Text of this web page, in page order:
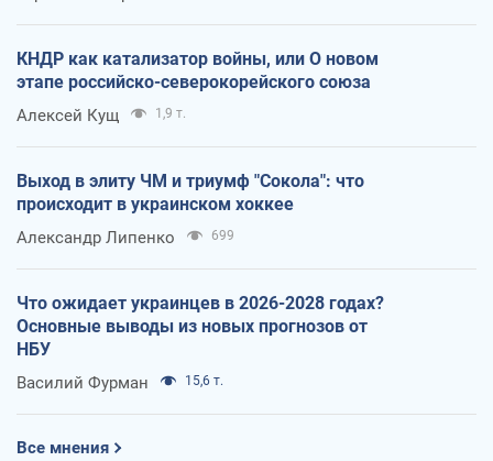
КНДР как катализатор войны, или О новом
этапе российско-северокорейского союза
Алексей Кущ 1,9 т.
Выход в элиту ЧМ и триумф "Сокола": что
происходит в украинском хоккее
Александр Липенко 699
Что ожидает украинцев в 2026-2028 годах?
Основные выводы из новых прогнозов от
НБУ
Василий Фурман 15,6 т.
Все мнения